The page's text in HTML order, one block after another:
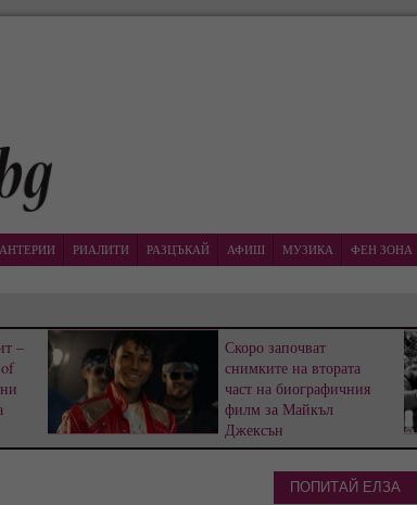
РИАЛИТИ РАЗЦЪКАЙ АФИШ МУЗИКА ФЕН ЗОНА
–
Скоро започват
снимките на втората
част на биографичния
филм за Майкъл
Джексън
ПОПИТАЙ ЕЛЗА